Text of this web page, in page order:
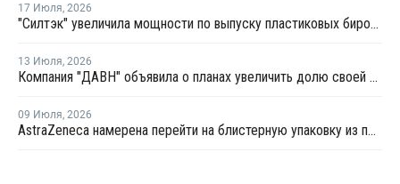
17 Июля, 2026
"Силтэк" увеличила мощности по выпуску пластиковых бирок для животных
13 Июля, 2026
Компания "ДАВН" объявила о планах увеличить долю своей полимерной продукции в России
09 Июля, 2026
AstraZeneca намерена перейти на блистерную упаковку из полипропилена